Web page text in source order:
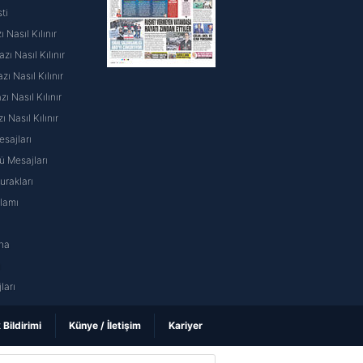
Nasıl Kılınır
Nasıl Kılınır
Nasıl Kılınır
Nasıl Kılınır
Nasıl Kılınır
Mesajları
Bildirimi Künye / İletişim Kariyer